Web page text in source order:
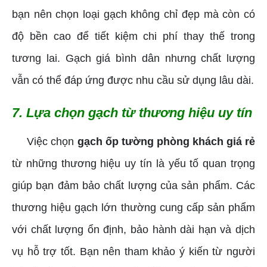
bạn nên chọn loại gạch không chỉ đẹp mà còn có
độ bền cao để tiết kiệm chi phí thay thế trong
tương lai. Gạch giá bình dân nhưng chất lượng
vẫn có thể đáp ứng được nhu cầu sử dụng lâu dài.
7. Lựa chọn gạch từ thương hiệu uy tín
Việc chọn gạch ốp tường phòng khách giá rẻ
từ những thương hiệu uy tín là yếu tố quan trọng
giúp bạn đảm bảo chất lượng của sản phẩm. Các
thương hiệu gạch lớn thường cung cấp sản phẩm
với chất lượng ổn định, bảo hành dài hạn và dịch
vụ hỗ trợ tốt. Bạn nên tham khảo ý kiến từ người